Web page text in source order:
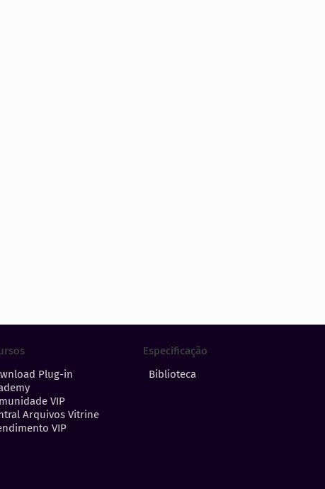
Plug-in
VIP
Arquivos Vitrine
VIP
Especificação
Biblioteca